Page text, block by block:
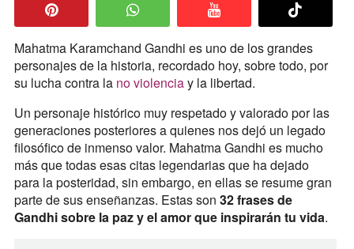
Mahatma Karamchand Gandhi es uno de los grandes
personajes de la historia, recordado hoy, sobre todo, por
su lucha contra la no violenciay la libertad.
Un personaje histórico muy respetado y valorado por las
generaciones posteriores a quienes nos dejó un legado
filosófico de inmenso valor. Mahatma Gandhi es mucho
más que todas esas citas legendarias que ha dejado
para la posteridad, sin embargo, en ellas se resume gran
parte de sus enseñanzas. Estas son 32 frases de
Gandhi sobre la paz y el amor que inspirarán tu vida.